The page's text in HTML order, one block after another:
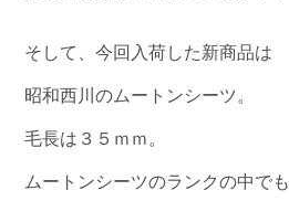
そして、今回入荷した新商品は
昭和西川のムートンシーツ。
毛長は３５ｍｍ。
ムートンシーツのランクの中でも